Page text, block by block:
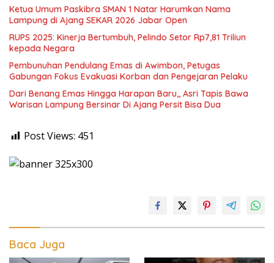
Ketua Umum Paskibra SMAN 1 Natar Harumkan Nama
Lampung di Ajang SEKAR 2026 Jabar Open
RUPS 2025: Kinerja Bertumbuh, Pelindo Setor Rp7,81 Triliun
kepada Negara
Pembunuhan Pendulang Emas di Awimbon, Petugas
Gabungan Fokus Evakuasi Korban dan Pengejaran Pelaku
Dari Benang Emas Hingga Harapan Baru,, Asri Tapis Bawa
Warisan Lampung Bersinar Di Ajang Persit Bisa Dua
Post Views: 451
Baca Juga